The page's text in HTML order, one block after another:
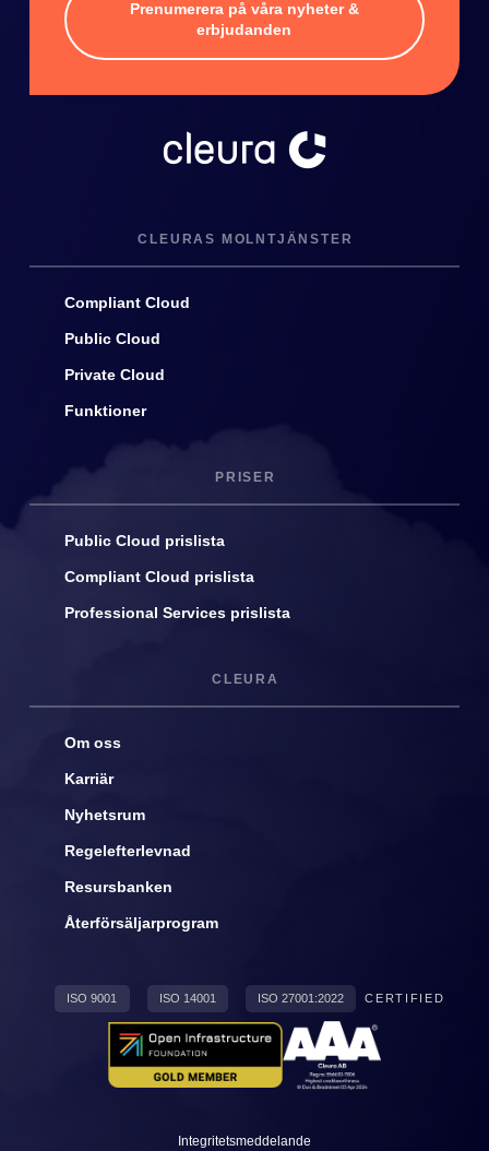
Prenumerera på våra nyheter &
erbjudanden
CLEURAS MOLNTJÄNSTER
Compliant Cloud
Public Cloud
Private Cloud
Funktioner
PRISER
Public Cloud prislista
Compliant Cloud prislista
Professional Services prislista
CLEURA
Om oss
Karriär
Nyhetsrum
Regelefterlevnad
Resursbanken
Återförsäljarprogram
ISO 9001 ISO 14001 ISO 27001:2022 CERTIFIED
Integritetsmeddelande